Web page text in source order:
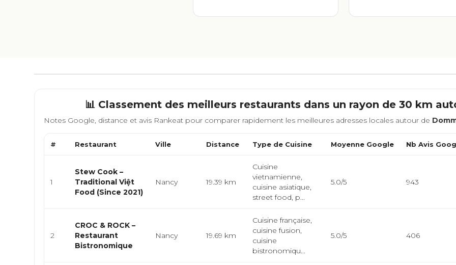
📊 Classement des meilleurs restaurants dans un rayon de 30 km
Notes Google, distance et avis Rankeat pour comparer rapidement les meilleures adresses locales autour de
# Restaurant Ville Distance Type de Cuisine Moyenne Google Nb Avis
1
Stew Cook –
Traditional Việt
Food (Since 2021)
Nancy 19.39 km
Cuisine
vietnamienne,
cuisine asiatique,
street food, p...
5.0/5 943
2
CROC & ROCK –
Restaurant
Bistronomique
Nancy 19.69 km
Cuisine française,
cuisine fusion,
cuisine
bistronomiqu...
5.0/5 406